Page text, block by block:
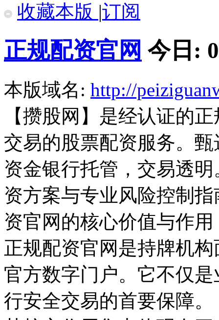
收藏本版 |订阅
正规配资官网 今日: 0
本版域名: http://
【攒股网】是经认证的
交易的股票配资服务。
资金银行托管，交易透
资方案与专业风险控制
资官网的核心价值与作用
正规配资官网是持牌机
官方数字门户。它不仅
行安全交易的首要保障。